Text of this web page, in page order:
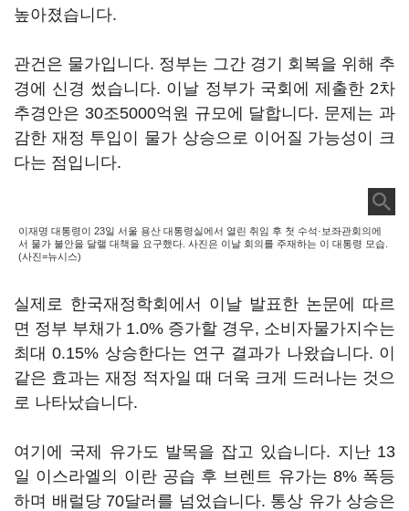
높아졌습니다.
관건은 물가입니다. 정부는 그간 경기 회복을 위해 추
경에 신경 썼습니다. 이날 정부가 국회에 제출한 2차
추경안은 30조5000억원 규모에 달합니다. 문제는 과
감한 재정 투입이 물가 상승으로 이어질 가능성이 크
다는 점입니다.
이재명 대통령이 23일 서울 용산 대통령실에서 열린 취임 후 첫 수석·보좌관회의에
서 물가 불안을 달랠 대책을 요구했다. 사진은 이날 회의를 주재하는 이 대통령 모습.
(사진=뉴시스)
실제로 한국재정학회에서 이날 발표한 논문에 따르
면 정부 부채가 1.0% 증가할 경우, 소비자물가지수는
최대 0.15% 상승한다는 연구 결과가 나왔습니다. 이
같은 효과는 재정 적자일 때 더욱 크게 드러나는 것으
로 나타났습니다.
여기에 국제 유가도 발목을 잡고 있습니다. 지난 13
일 이스라엘의 이란 공습 후 브렌트 유가는 8% 폭등
하며 배럴당 70달러를 넘었습니다. 통상 유가 상승은